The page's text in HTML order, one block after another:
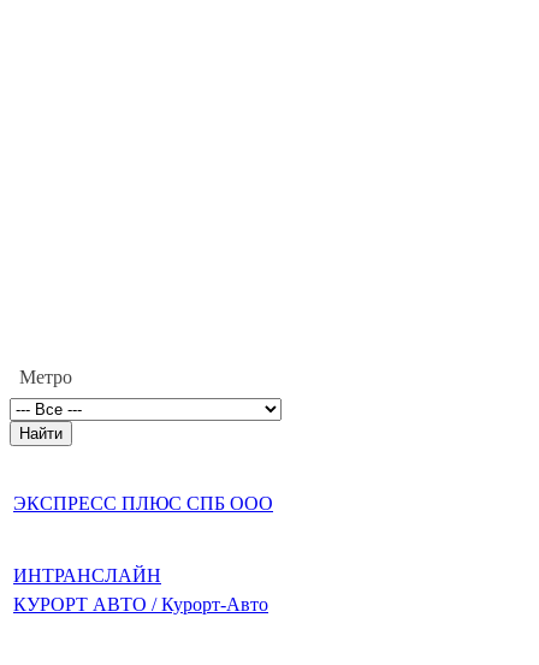
Метро
ЭКСПРЕСС ПЛЮС СПБ ООО
ИНТРАНСЛАЙН
КУРОРТ АВТО / Курорт-Авто